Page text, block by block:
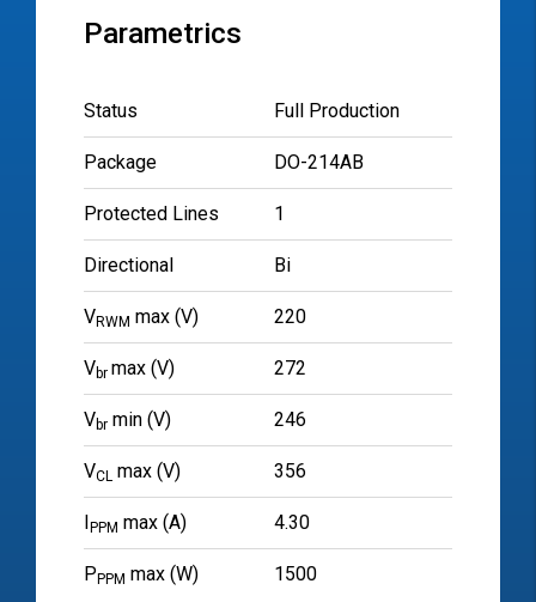
Parametrics
Status Full Production
Package DO-214AB
Protected Lines 1
Directional Bi
VRWM max (V) 220
Vbr max (V) 272
Vbr min (V) 246
VCL max (V) 356
PPM max (A) 4.30
P PPM max (W) 1500